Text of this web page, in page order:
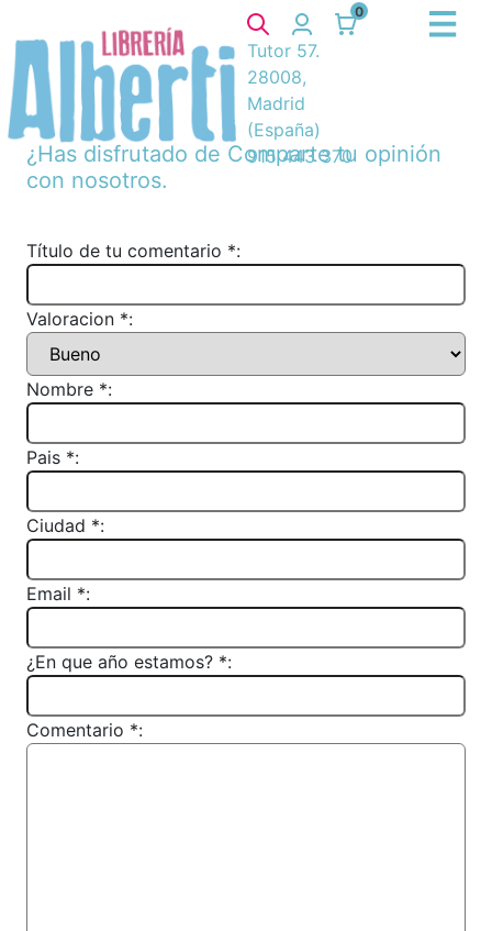
0
Tutor 57.
28008,
Madrid
(España)
915 443 370
¿Has disfrutado de Comparte tu opinión
con nosotros.
Título de tu comentario *:
Valoracion *:
Nombre *:
Pais *:
Ciudad *:
Email *:
¿En que año estamos? *:
Comentario *: